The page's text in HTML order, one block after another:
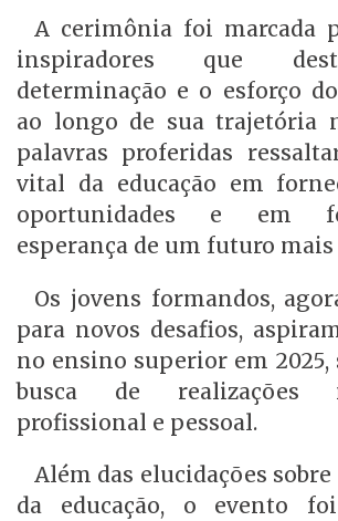
A cerimônia foi marcada
inspiradores que
determinação e o esforço
ao longo de sua trajetória
palavras proferidas
vital da educação em
oportunidades e em
esperança de um futuro
Os jovens formandos,
para novos desafios,
no ensino superior em 2025,
busca de realizações
profissional e pessoal.
Além das elucidações
da educação, o evento